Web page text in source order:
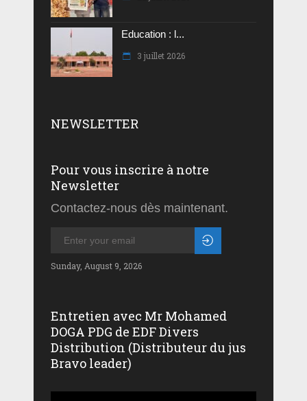
Education : l...
3 juillet 2026
NEWSLETTER
Pour vous inscrire à notre
Newsletter
Contactez-nous dès maintenant.
Sunday, August 9, 2026
Entretien avec Mr Mohamed
DOGA PDG de EDF Divers
Distribution (Distributeur du jus
Bravo leader)